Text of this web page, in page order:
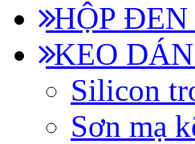
HỘP ĐEN
KEO
Silicon
Sơn mạ